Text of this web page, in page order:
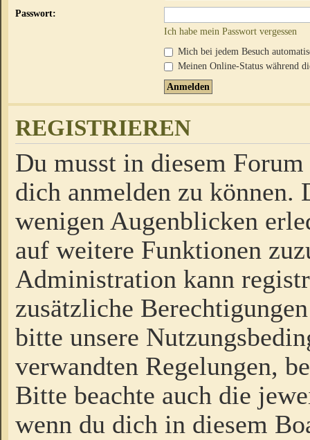
Passwort:
Ich habe mein Passwort vergessen
Mich bei jedem Besuch
Meinen Online-Status während
REGISTRIEREN
Du musst in diesem
dich anmelden zu
wenigen Augenblicken
auf weitere Funktionen
Administration kann
zusätzliche
bitte unsere
verwandten Regelungen,
Bitte beachte auch die
wenn du dich in diesem